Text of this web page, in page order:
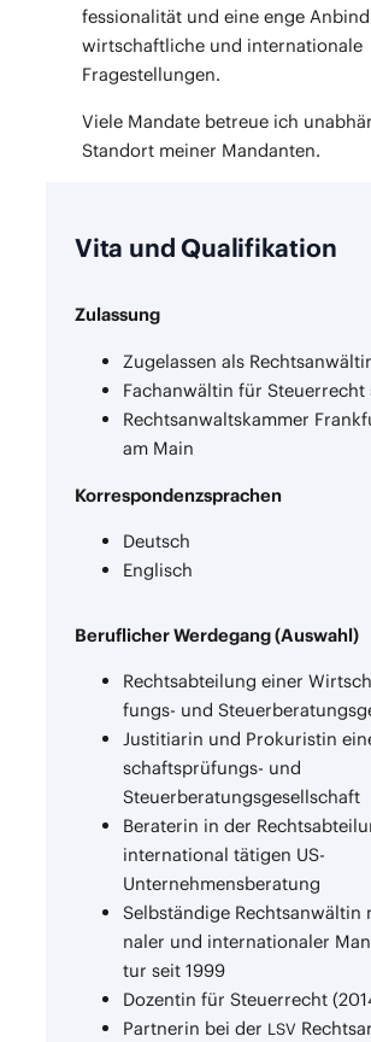
fes­sio­na­li­tät und eine enge
wirt­schaft­li­che und inter­na­tio­na­le
Fragestellungen.
Vie­le Man­da­te betreue ich
Stand­ort mei­ner Mandanten.
Vita und Qualifikation
Zulas­sung
Zuge­las­sen als
Fach­an­wäl­tin für
Rechts­an­walts­kam­mer
am Main
Kor­re­spon­denz­spra­chen
Deutsch
Eng­lisch
Beruf­li­cher Wer­de­gang (Aus­wahl)
Rechts­ab­tei­lung einer
fungs- und
Jus­ti­tia­rin und Pro­ku­ris­tin
schafts­prü­fungs- und
Steuerberatungsgesellschaft
Bera­te­rin in der
inter­na­tio­nal täti­gen US-
Unternehmensberatung
Selb­stän­di­ge
na­ler und inter­na­tio­na­ler
tur seit 1999
Dozen­tin für Steu­er­recht
Part­ne­rin bei der LSV